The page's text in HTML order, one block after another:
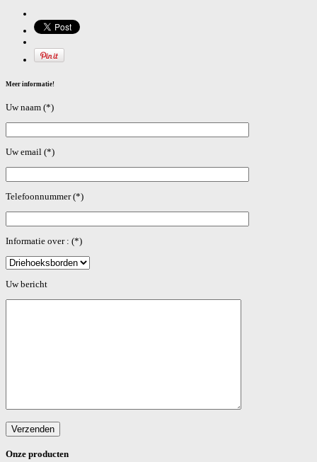
Meer informatie!
Uw naam (*)
Uw email (*)
Telefoonnummer (*)
Informatie over : (*)
Gelieve dit veld leeg te laten.
Uw bericht
Onze producten